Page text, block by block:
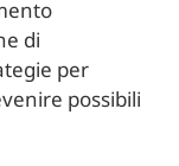
di
per
possibili